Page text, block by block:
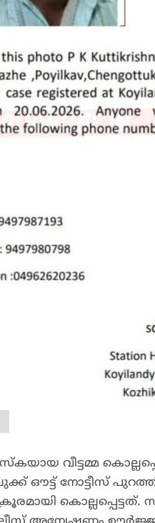
വീട്ടമ്മ
ഔട്ട് നോട്ടീസ്
കൊല്ലപ്പെട്ടത്.